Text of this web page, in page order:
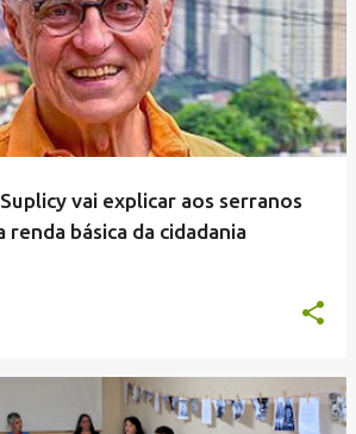
vai explicar aos serranos
renda básica da cidadania